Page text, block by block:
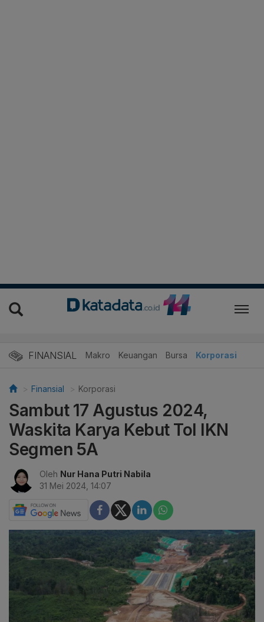
FINANSIAL Makro Keuangan Bursa Korporasi
Finansial Korporasi
Sambut 17 Agustus 2024,
Waskita Karya Kebut Tol IKN
Segmen 5A
Oleh Nur Hana Putri Nabila
31 Mei 2024, 14:07